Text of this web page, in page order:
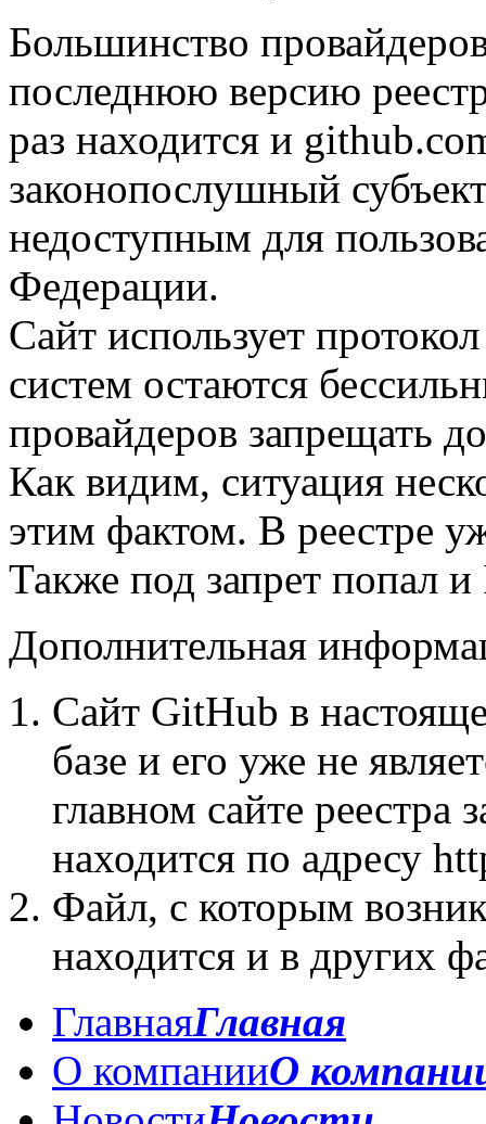
Большинство
последнюю версию
раз находится и
законопослушный
недоступным для
Федерации.
Сайт использует
систем остаются
провайдеров запрещать
Как видим, ситуация
этим фактом. В реестре
Также под запрет попал
Дополнительная
Сайт GitHub в
базе и его уже не
главном сайте реестра
находится по адресу
Файл, с которым
находится и в других
ГлавнаяГлавная
О компанииО